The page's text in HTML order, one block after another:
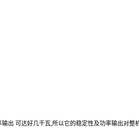
可达好几千瓦,所以它的稳定性及功率输出对整